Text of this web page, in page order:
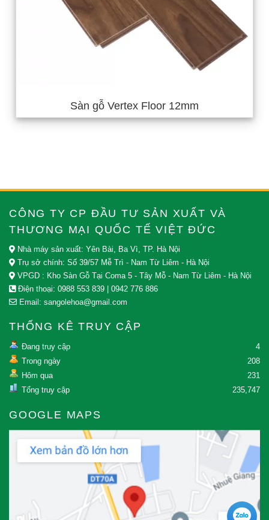
Sàn gỗ Vertex Floor 12mm
CÔNG TY CP ĐẦU TƯ SẢN XUẤT VÀ
THƯƠNG MẠI QUỐC TẾ VIỆT ĐỨC
Nhà máy sản xuất: Yên Bài, Ba Vì, TP. Hà Nội
Trụ sở chính: Số 39/57 Mễ Trì - Nam Từ Liêm - Hà Nội
VPGD : Kho Sàn Gỗ Tại Coma 5 - Tây Mỗ - Nam Từ Liêm - Hà Nội
Điện thoại: 0988 553 839
0942 776 886
Email: sangolehoa@gmail.com
THỐNG KÊ TRUY CẬP
Đang truy cập
4
Trong ngày
208
Hôm qua
231
Tổng truy cập
235,747
GOOGLE MAPS